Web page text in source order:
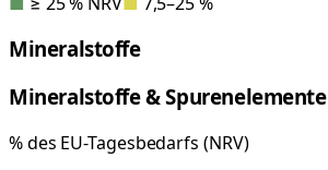
Mineralstoffe
Mineralstoffe & Spurenelemente
% des EU-Tagesbedarfs (NRV)